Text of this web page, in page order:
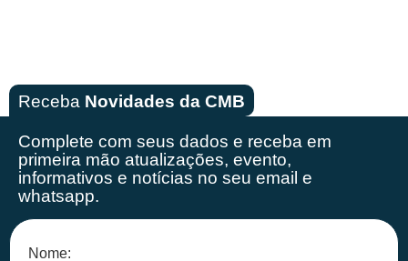
Receba Novidades da CMB
Complete com seus dados e receba em
primeira mão atualizações, evento,
informativos e notícias no seu email e
whatsapp.
Nome: